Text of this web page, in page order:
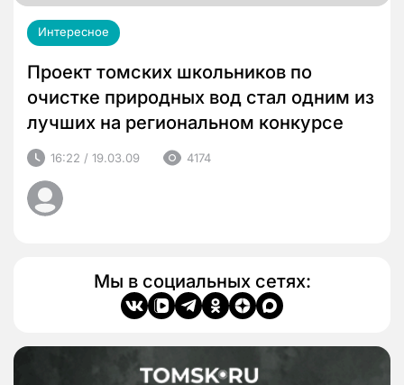
Интересное
Проект томских школьников по
очистке природных вод стал одним из
лучших на региональном конкурсе
16:22 / 19.03.09 4174
Мы в социальных сетях: